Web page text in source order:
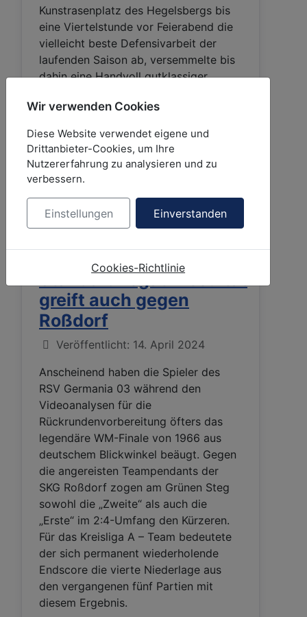
Kunstrasenplatz des Hegelsbergs bis
eine Viertelstunde vor Feierabend die
vielleicht beste Defensivarbeit der
laufenden Saison ab, versemmelte bis
dahin eine Handvoll gutklassiger
einer turbulenten Schlussphase
Interimsgastgeber Croatia die Punkte
überweisen (Endstand 1:2).
Weiterlesen …
Neues
Standardnegativresultat
greift auch gegen
Roßdorf
Details
Veröffentlicht: 14. April 2024
Anscheinend haben die Spieler des
RSV Germania 03 während den
Videoanalysen für die
Rückrundenvorbereitung öfters das
legendäre WM-Finale von 1966 aus
deutschem Blickwinkel beäugt. Gegen
die angereisten Teampendants der
SKG Roßdorf zogen am Grünen Steg
sowohl die „Zweite“ als auch die
„Erste“ im 2:4-Umfang den Kürzeren.
Für das Kreisliga A – Team bedeutete
der sich permanent wiederholende
Endscore die vierte Niederlage aus
den vergangenen fünf Partien mit
diesem Ergebnis.
Wir verwenden Cookies
Diese Website verwendet eigene und
Drittanbieter-Cookies, um Ihre
Nutzererfahrung zu analysieren und zu
verbessern.
Einstellungen Einverstanden
Cookies-Richtlinie